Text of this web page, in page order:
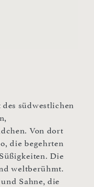
südwestlichen
Von dort
die begehrten
Die
weltberühmt.
Sahne, die